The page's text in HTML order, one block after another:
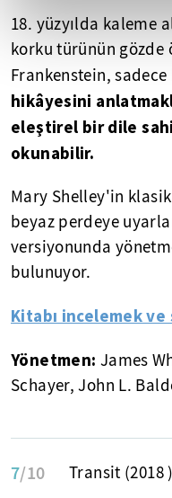
18. yüzyılda kaleme
korku türünün
Frankenstein, sadece
hikâyesini
eleştirel bir dile
okunabilir.
Mary Shelley'in
beyaz perdeye
versiyonunda
bulunuyor.
Kitabı incelemek ve
Yönetmen: James
Schayer, John L.
7/10 Transit (2018 )